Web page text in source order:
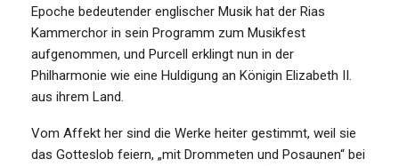
Epoche bedeutender englischer Musik hat der Rias
Kammerchor in sein Programm zum Musikfest
aufgenommen, und Purcell erklingt nun in der
Philharmonie wie eine Huldigung an Königin Elizabeth II.
aus ihrem Land.
Vom Affekt her sind die Werke heiter gestimmt, weil sie
das Gotteslob feiern, „mit Drommeten und Posaunen“ bei